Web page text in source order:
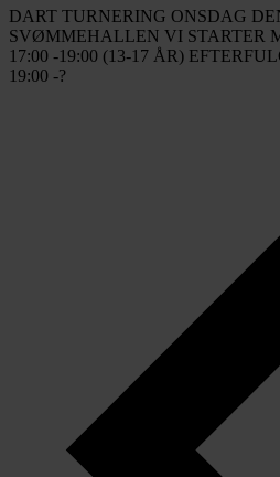
DART TURNERING ONSDAG
SVØMMEHALLEN VI STARTER
17:00 -19:00 (13-17 ÅR)
19:00 -?